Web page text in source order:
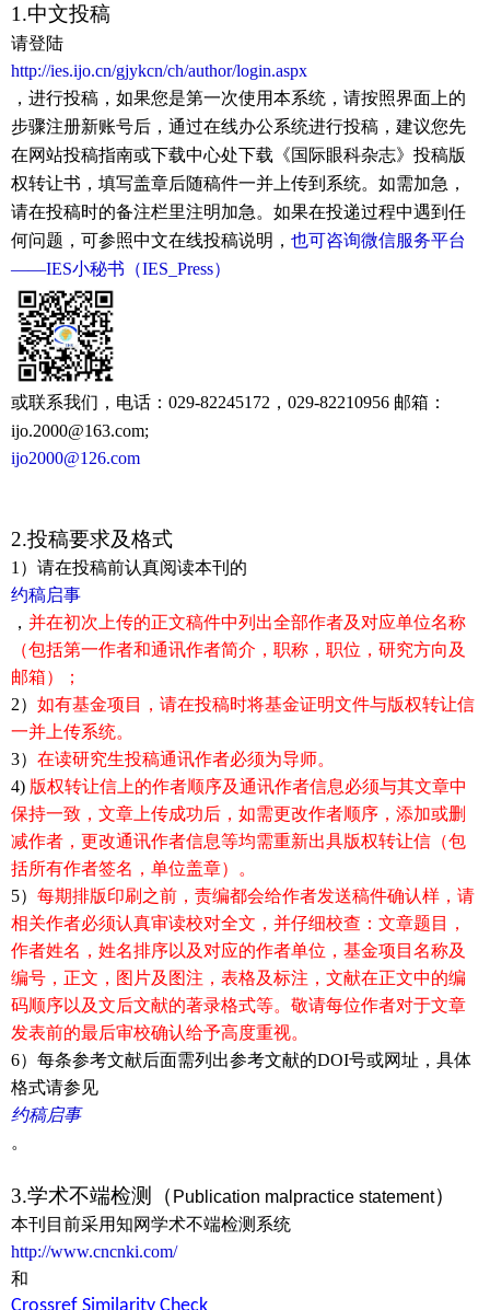
1.中文投稿
请登陆
http://ies.ijo.cn/gjykcn/ch/author/login.aspx
，进行投稿，如果您是第一次使用本系统，请按照界面上的
步骤注册新账号后，通过在线办公系统进行投稿，建议您先
在网站投稿指南或下载中心处下载《国际眼科杂志》投稿版
权转让书，填写盖章后随稿件一并上传到系统。如需加急，
请在投稿时的备注栏里注明加急。如果在投递过程中遇到任
何问题，可参照中文在线投稿说明， 也可咨询微信服务平台
——IES小秘书（IES_Press）
或联系我们，电话：029-82245172，029-82210956 邮箱：
ijo.2000@163.com;
ijo2000@126.com
2.投稿要求及格式
1）请在投稿前认真阅读本刊的
约稿启事
， 并在初次上传的正文稿件中列出全部作者及对应单位名称
（包括第一作者和通讯作者简介，职称，职位，研究方向及
邮箱）；
2） 如有基金项目，请在投稿时将基金证明文件与版权转让信
一并上传系统。
3） 在读研究生投稿通讯作者必须为导师。
4) 版权转让信上的作者顺序及通讯作者信息必须与其文章中
保持一致，文章上传成功后，如需更改作者顺序，添加或删
减作者，更改通讯作者信息等均需重新出具版权转让信（包
括所有作者签名，单位盖章）。
5） 每期排版印刷之前，责编都会给作者发送稿件确认样，请
相关作者必须认真审读校对全文，并仔细校查：文章题目，
作者姓名，姓名排序以及对应的作者单位，基金项目名称及
编号，正文，图片及图注，表格及标注，文献在正文中的编
码顺序以及文后文献的著录格式等。敬请每位作者对于文章
发表前的最后审校确认给予高度重视。
6）每条参考文献后面需列出参考文献的DOI号或网址，具体
格式请参见
约稿启事
。
3.学术不端检测（ Publication malpractice statement）
本刊目前采用知网学术不端检测系统
http://www.cncnki.com/
和